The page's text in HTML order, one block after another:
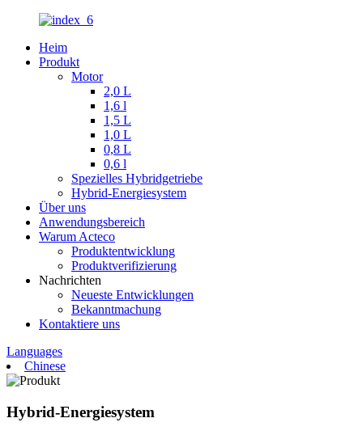
Heim
Produkt
Motor
2,0 L
1,6 l
1,5 L
1,0 L
0,8 L
0,6 l
Spezielles Hybridgetriebe
Hybrid-Energiesystem
Über uns
Anwendungsbereich
Warum Acteco
Produktentwicklung
Produktverifizierung
Nachrichten
Neueste Entwicklungen
Bekanntmachung
Kontaktiere uns
Languages
Chinese
Hybrid-Energiesystem